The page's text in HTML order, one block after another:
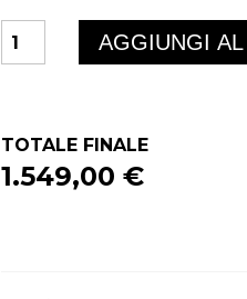
quantità
AGGIUNGI
TOTALE FINALE
1.549,00 €